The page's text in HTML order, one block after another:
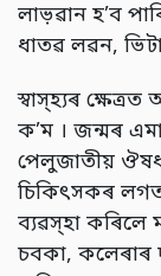
লাভ়ৱান হ’ব
ধাতৱ লৱন,
স্বাস্হ্যৰ
ক’ম । জন্মৰ
পেলুজাতীয়
চিকিৎসকৰ
ব্যৱস্হা কৰিলে
চবকা, কলেৰাৰ